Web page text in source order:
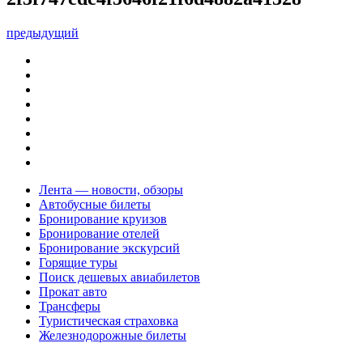
предыдущий
Лента — новости, обзоры
Автобусные билеты
Бронирование круизов
Бронирование отелей
Бронирование экскурсий
Горящие туры
Поиск дешевых авиабилетов
Прокат авто
Трансферы
Туристическая страховка
Железнодорожные билеты